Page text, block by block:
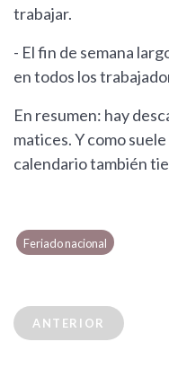
trabajar.
- El fin de semana
en todos los
En resumen: hay
matices. Y como
calendario también
Feriado nacional
ANTERIOR